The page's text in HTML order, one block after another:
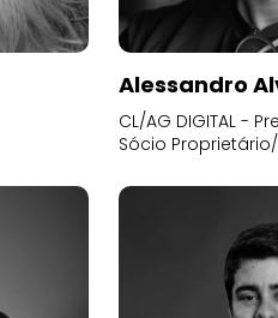
Alessandro
CL/AG DIGITAL -
Sócio